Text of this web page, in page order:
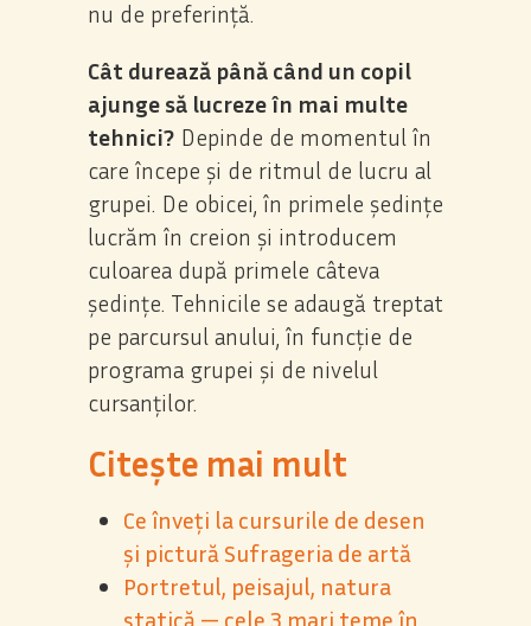
nu de preferință.
Cât durează până când un copil
ajunge să lucreze în mai multe
tehnici? Depinde de momentul în
care începe și de ritmul de lucru al
grupei. De obicei, în primele ședințe
lucrăm în creion și introducem
culoarea după primele câteva
ședințe. Tehnicile se adaugă treptat
pe parcursul anului, în funcție de
programa grupei și de nivelul
cursanților.
Citește mai mult
Ce înveți la cursurile de desen
și pictură Sufrageria de artă
Portretul, peisajul, natura
statică — cele 3 mari teme în